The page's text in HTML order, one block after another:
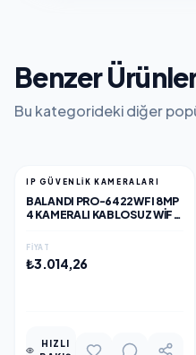
Benzer
Bu kategorideki diğer
IP GÜVENLİK KAMERALARI
BALANDI PRO-6422WFI 8MP
4 KAMERALI KABLOSUZ WIFI
FIYAT
₺3.014,26
HIZLI